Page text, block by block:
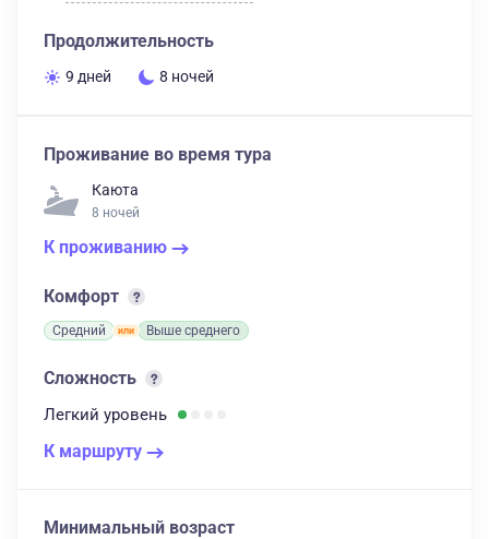
Продолжительность
9 дней 8 ночей
Проживание во время тура
Каюта
8 ночей
К проживанию
Комфорт
Средний Выше среднего
Сложность
Легкий уровень
К маршруту
Минимальный возраст